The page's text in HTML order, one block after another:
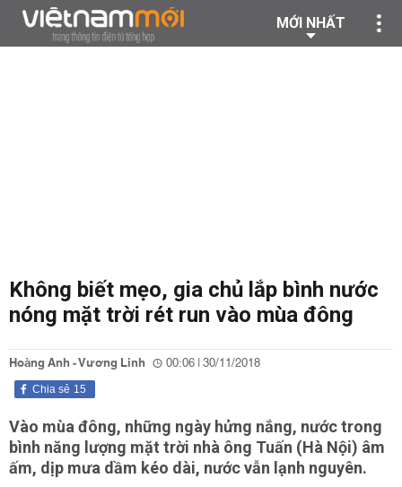
MỚI NHẤT
Không biết mẹo, gia chủ lắp bình nước
nóng mặt trời rét run vào mùa đông
Hoàng Anh - Vương Linh 00:06 | 30/11/2018
15
Chia sẻ
Vào mùa đông, những ngày hửng nắng, nước trong
bình năng lượng mặt trời nhà ông Tuấn (Hà Nội) âm
ấm, dịp mưa dầm kéo dài, nước vẫn lạnh nguyên.